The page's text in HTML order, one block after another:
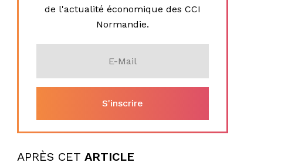
de l'actualité économique des CCI
Normandie.
APRÈS CET ARTICLE